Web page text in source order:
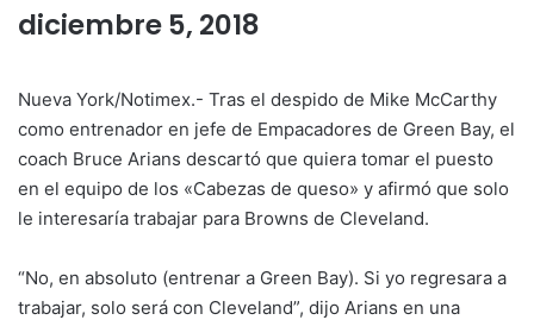
diciembre 5, 2018
Nueva York/Notimex.- Tras el despido de Mike McCarthy
como entrenador en jefe de Empacadores de Green Bay, el
coach Bruce Arians descartó que quiera tomar el puesto
en el equipo de los «Cabezas de queso» y afirmó que solo
le interesaría trabajar para Browns de Cleveland.
“No, en absoluto (entrenar a Green Bay). Si yo regresara a
trabajar, solo será con Cleveland”, dijo Arians en una